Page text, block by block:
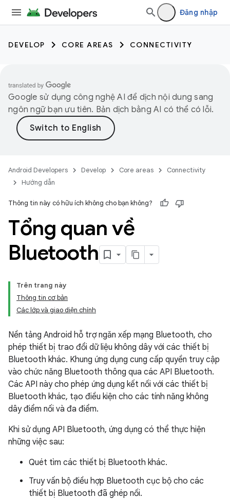
Đăng nhập
DEVELOP CORE AREAS CONNECTIVITY
Google sử dụng công nghệ AI để dịch nội dung sang
ngôn ngữ bạn ưu tiên. Bản dịch bằng AI có thể có lỗi.
Android Developers Develop Core areas
Connectivity
Hướng dẫn
Thông tin này có hữu ích không cho bạn không?
Tổng quan về
Bluetooth
Trên trang này
Thông tin cơ bản
Các lớp và giao diện chính
Nền tảng Android hỗ trợ ngăn xếp mạng Bluetooth, cho
phép thiết bị trao đổi dữ liệu không dây với các thiết bị
Bluetooth khác. Khung ứng dụng cung cấp quyền truy cập
vào chức năng Bluetooth thông qua các API Bluetooth.
Các API này cho phép ứng dụng kết nối với các thiết bị
Bluetooth khác, tạo điều kiện cho các tính năng không
dây điểm nối và đa điểm.
Khi sử dụng API Bluetooth, ứng dụng có thể thực hiện
những việc sau:
Quét tìm các thiết bị Bluetooth khác.
Truy vấn bộ điều hợp Bluetooth cục bộ cho các
thiết bị Bluetooth đã ghép nối.